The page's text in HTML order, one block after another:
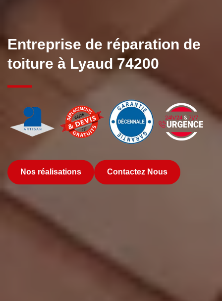
Entreprise de réparation de
toiture à Lyaud 74200
Nos réalisations Contactez Nous